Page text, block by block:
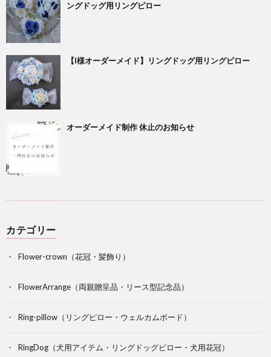
ングドッグ用リングピロー
【I様オーダーメイド】リングドッグ用リングピロー
オーダーメイド制作 休止のお知らせ
カテゴリー
Flower-crown（花冠・髪飾り）
FlowerArrange（両親贈呈品・リース型記念品）
Ring-pillow（リングピロー・ウェルカムボード）
RingDog（犬用アイテム・リングドッグピロー・犬用花冠）